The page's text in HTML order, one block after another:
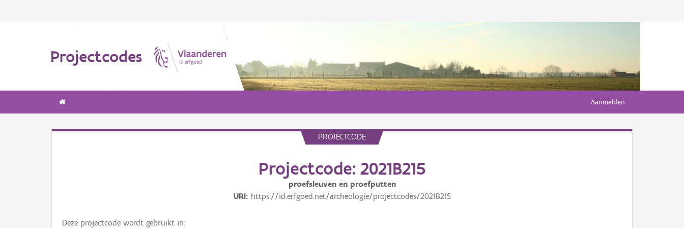
Projectcodes
Aanmelden
PROJECTCODE
Projectcode: 2021B215
proefsleuven en proefputten
URI
https://id.erfgoed.net/archeologie/projectcodes/2021B215
Deze projectcode wordt gebruikt in: